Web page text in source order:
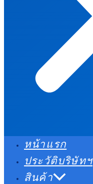
หน้าแรก
ประวัติบริษัทฯ
สินค้า